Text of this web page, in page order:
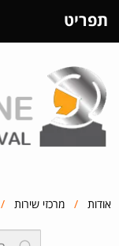
אודות / מרכזי שירות /
תפריט